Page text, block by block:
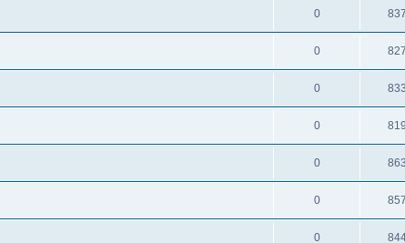
0
0
0
0
0
0
0